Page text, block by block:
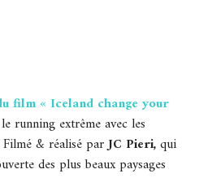
film « Iceland change your
running extrême avec les
Filmé & réalisé parJC Pieri,qui
des plus beaux paysages